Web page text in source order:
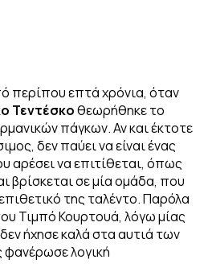
περίπου επτά χρόνια, όταν
Τεντέσκοθεωρήθηκε το
πάγκων. Αν και έκτοτε
δεν παύει να είναι ένας
αρέσει να επιτίθεται, όπως
βρίσκεται σε μία ομάδα, που
της ταλέντο. Παρόλα
Τιμπό Κουρτουά, λόγω μίας
ήχησε καλά στα αυτιά των
λογική